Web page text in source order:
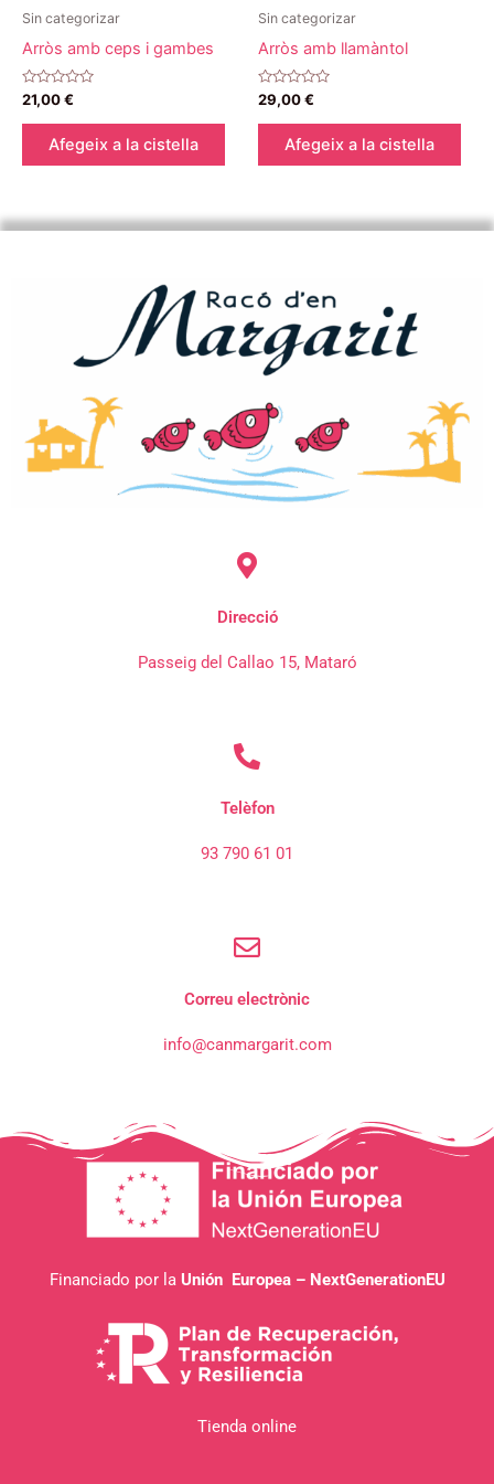
Sin categorizar
Arròs amb ceps i gambes
Puntuat
amb
0
21,00€
Afegeix a la cistella
Sin categorizar
Arròs amb llamàntol
Puntuat
amb
0
29,00€
Afegeix a la cistella
Direcció
Passeig del Callao 15, Mataró
Telèfon
93 790 61 01
Correu electrònic
info@canmargarit.com
Financiado por la Unión Europea – NextGenerationEU
Tienda online